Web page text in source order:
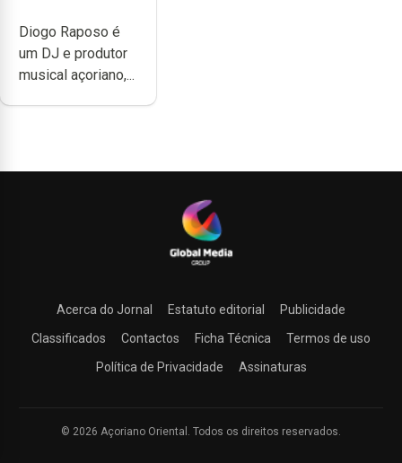
noção do quão
difícil é
produzir uma
música”
Diogo Raposo é
um DJ e produtor
musical açoriano,...
Acerca do Jornal Estatuto editorial
Publicidade
Classificados
Contactos Ficha Técnica
Termos de uso
Política de Privacidade
Assinaturas
© 2026 Açoriano Oriental. Todos os direitos reservados.